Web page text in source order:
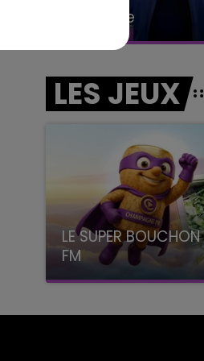
La Famille
LES JEUX
LE SUPER
FM
avec La Famille